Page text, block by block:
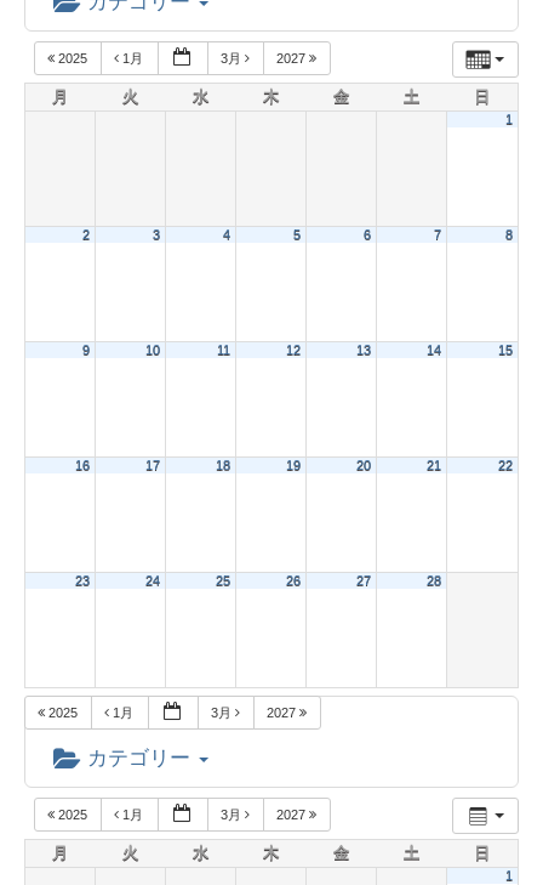
2025 1月 3月 2027
月 火 水 木 金 土 日
1
2 3 4 5 6 7 8
9 10 11 12 13 14 15
16 17 18 19 20 21 22
23 24 25 26 27 28
2025 1月 3月 2027
カテゴリー
2025 1月 3月 2027
月 火 水 木 金 土 日
1